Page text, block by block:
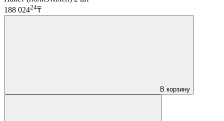
188 02424₸
В корзину